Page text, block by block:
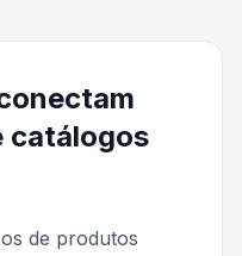
catálogos
de produtos